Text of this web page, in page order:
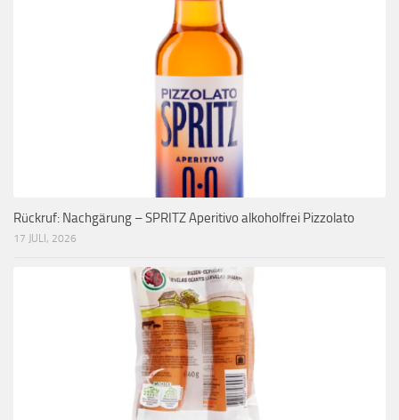
Rückruf: Nachgärung – SPRITZ Aperitivo alkoholfrei Pizzolato
17 JULI, 2026